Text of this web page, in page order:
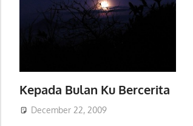
Kepada Bulan Ku Bercerita
December 22, 2009